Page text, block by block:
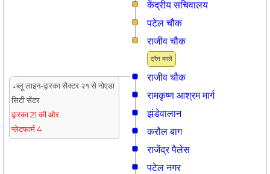
केंद्रीय सचिवालय
पटेल चौक
ट्रैन बदलें
राजीव चौक
राजीव चौक
↓ब्लू लाइन-द्वारका सैक्टर २१ से नोएडा
सिटी सेंटर
द्वारका 21 की ओर
प्लेटफार्म 4
रामकृष्ण आश्रम मार्ग
झंडेवालान
करौल बाग
राजेंद्र पैलेस
पटेल नगर